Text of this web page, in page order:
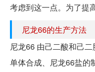
考虑到这一点。为了提
尼龙66的生产方法
尼龙66 由己二酸和己
单体合成、尼龙66盐的